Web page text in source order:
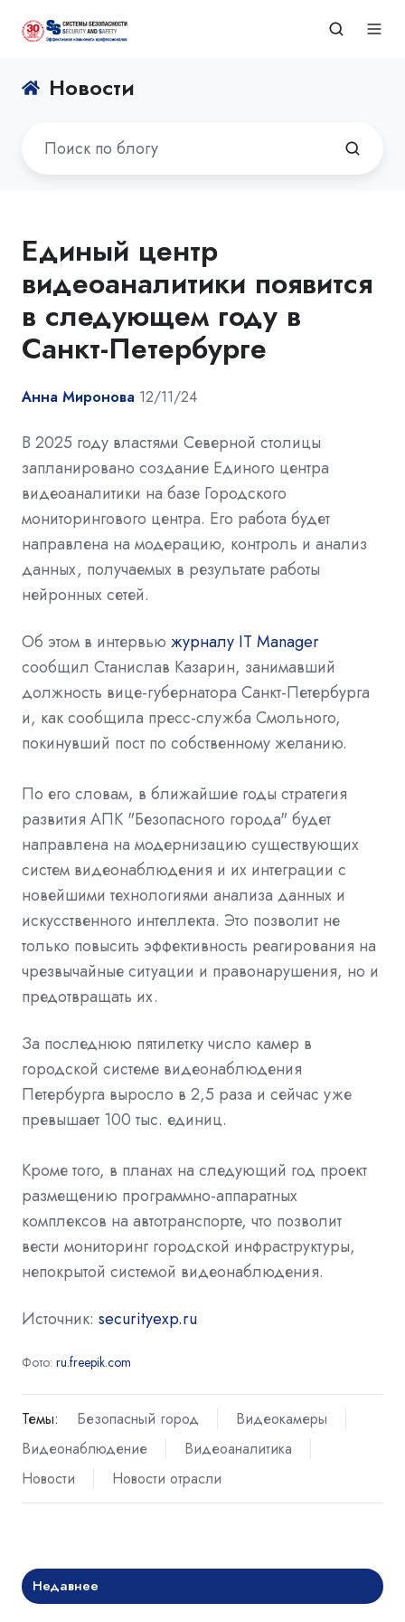
Новости
Единый центр
видеоаналитики появится
в следующем году в
Санкт-Петербурге
Анна Миронова 12/11/24
В 2025 году властями Северной столицы
запланировано создание Единого центра
видеоаналитики на базе Городского
мониторингового центра. Его работа будет
направлена на модерацию, контроль и анализ
данных, получаемых в результате работы
нейронных сетей.
Об этом в интервью журналу IT Manager
сообщил Станислав Казарин, занимавший
должность вице-губернатора Санкт-Петербурга
и, как сообщила пресс-служба Смольного,
покинувший пост по собственному желанию.
По его словам, в ближайшие годы стратегия
развития АПК "Безопасного города" будет
направлена на модернизацию существующих
систем видеонаблюдения и их интеграции с
новейшими технологиями анализа данных и
искусственного интеллекта. Это позволит не
только повысить эффективность реагирования на
чрезвычайные ситуации и правонарушения, но и
предотвращать их.
За последнюю пятилетку число камер в
городской системе видеонаблюдения
Петербурга выросло в 2,5 раза и сейчас уже
превышает 100 тыс. единиц.
Кроме того, в планах на следующий год проект
размещению программно-аппаратных
комплексов на автотранспорте, что позволит
вести мониторинг городской инфраструктуры,
непокрытой системой видеонаблюдения.
Источник: securityexp.ru
Фото: ru.freepik.com
Темы: Безопасный город
Видеокамеры
Видеонаблюдение
Видеоаналитика
Новости
Новости отрасли
Недавнее